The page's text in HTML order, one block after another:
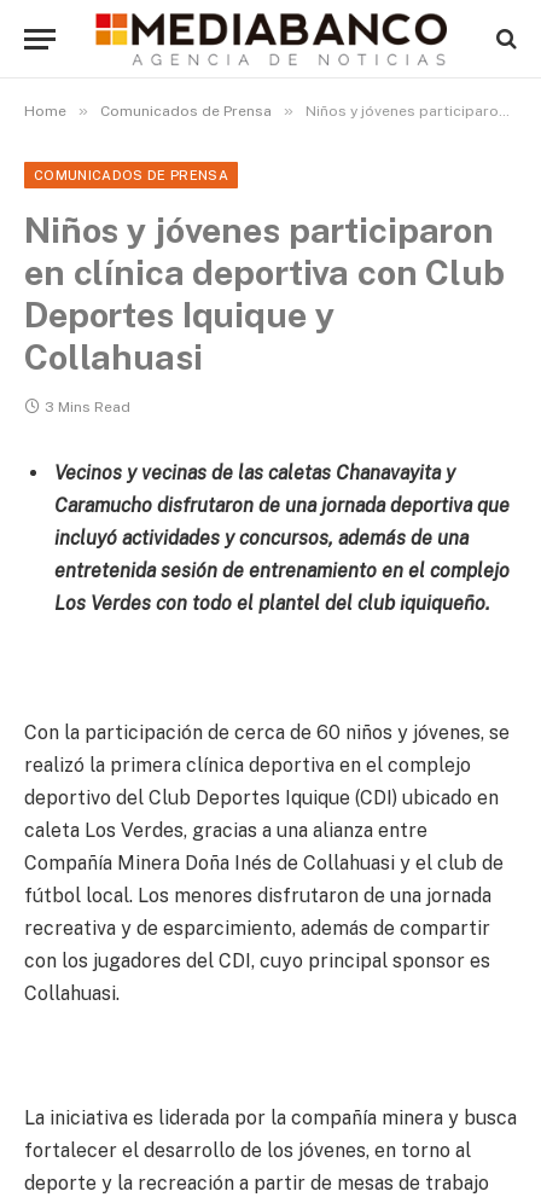
Home » Comunicados de Prensa » Niños y jóvenes participaron en clínica deportiva con Club Deportes Iquique y Collahuasi
COMUNICADOS DE PRENSA
Niños y jóvenes participaron
en clínica deportiva con Club
Deportes Iquique y
Collahuasi
3 Mins Read
Vecinos y vecinas de las caletas Chanavayita y
Caramucho disfrutaron de una jornada deportiva que
incluyó actividades y concursos, además de una
entretenida sesión de entrenamiento en el complejo
Los Verdes con todo el plantel del club iquiqueño.
Con la participación de cerca de 60 niños y jóvenes, se
realizó la primera clínica deportiva en el complejo
deportivo del Club Deportes Iquique (CDI) ubicado en
caleta Los Verdes, gracias a una alianza entre
Compañía Minera Doña Inés de Collahuasi y el club de
fútbol local. Los menores disfrutaron de una jornada
recreativa y de esparcimiento, además de compartir
con los jugadores del CDI, cuyo principal sponsor es
Collahuasi.
La iniciativa es liderada por la compañía minera y busca
fortalecer el desarrollo de los jóvenes, en torno al
deporte y la recreación a partir de mesas de trabajo